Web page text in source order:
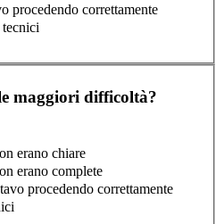
procedendo correttamente
maggiori difficoltà?
erano chiare
erano complete
procedendo correttamente